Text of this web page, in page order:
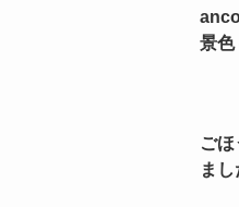
景色
ご
まし